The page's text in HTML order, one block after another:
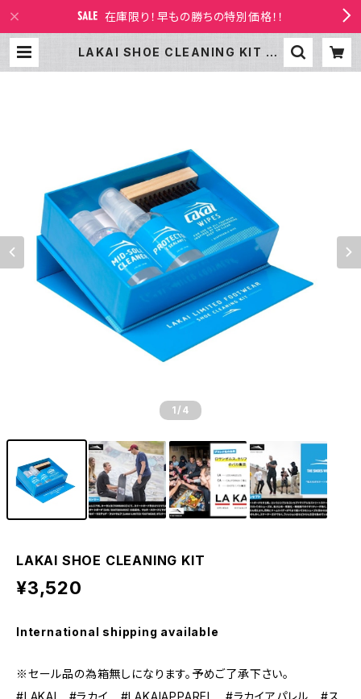
在庫限り！早もの勝ちの特別価格！！
LAKAI SHOE CLEANING KIT | L
1 /4
LAKAI SHOE CLEANING KIT
¥3,520
International shipping available
※セール品の為箱無しになります。予めご了承下さい。
#LAKAI #ラカイ #LAKAIAPPAREL #ラカイアパレル #ス